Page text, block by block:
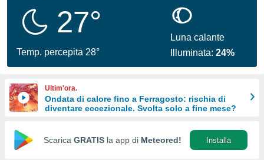
per
le
di
Web
27°
Temp. percepita 28°
Luna calante
Illuminata:24%
Ultim'ora.
Ondata di calore fino a Ferragosto: rischia di
diventare eccezionale. Svolta solo a fine mese?
Scarica GRATIS la app di Meteored! Installa